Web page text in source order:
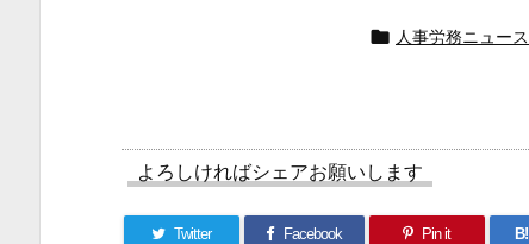
 人事労務ニュース
よろしければシェアお願いします
Twitter Facebook Pin it B!